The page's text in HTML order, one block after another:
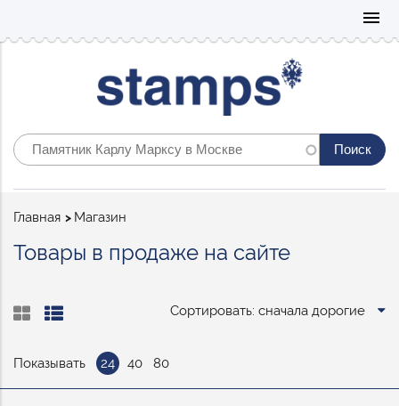
menu
Строка
Главная Магазин
Товары в продаже на сайте
Сортировать: сначала дорогие
Показывать 24 40 80